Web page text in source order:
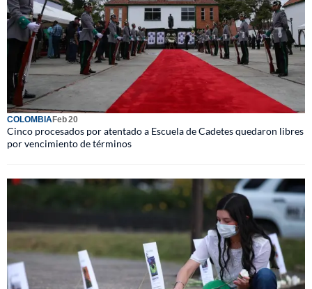
COLOMBIAFeb 20
Cinco procesados por atentado a Escuela de Cadetes quedaron libres
por vencimiento de términos